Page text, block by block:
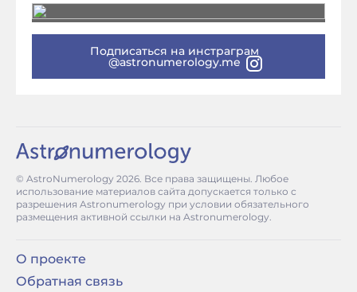
Подписаться на инстраграм
@astronumerology.me
© AstroNumerology 2026. Все права защищены. Любое
использование материалов сайта допускается только с
разрешения Astronumerology при условии обязательного
размещения активной ссылки на Astronumerology.
О проекте
Обратная связь